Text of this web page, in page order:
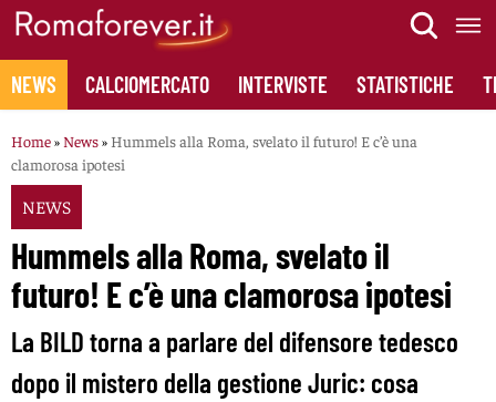
Skip
content
NEWS CALCIOMERCATO INTERVISTE STATISTICHE
Home» News» Hummels alla Roma, svelato il futuro! E c’è una
clamorosa ipotesi
NEWS
Hummels alla Roma, svelato il
futuro! E c’è una clamorosa ipotesi
La BILD torna a parlare del difensore tedesco
dopo il mistero della gestione Juric: cosa